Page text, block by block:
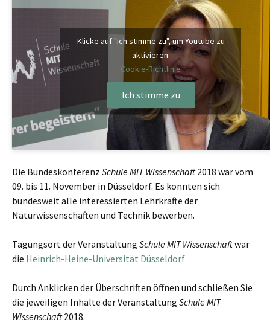
Klicke auf "Ich stimme zu", um Youtube zu
aktivieren
Cookie-Richtlinie
Ich stimme zu
Die Bundeskonferenz Schule MIT Wissenschaft2018 war vom
09. bis 11. November in Düsseldorf. Es konnten sich
bundesweit alle interessierten Lehrkräfte der
Naturwissenschaften und Technik bewerben.
Tagungsort der Veranstaltung Schule MIT Wissenschaftwar
die Heinrich-Heine-Universität Düsseldorf
Durch Anklicken der Überschriften öffnen und schließen Sie
die jeweiligen Inhalte der Veranstaltung Schule MIT
Wissenschaft2018.